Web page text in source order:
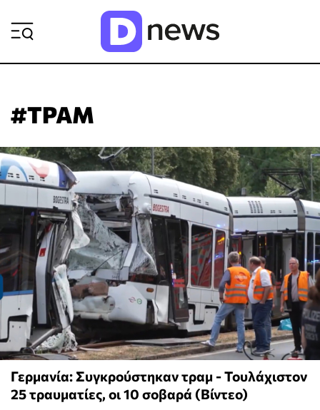
#ΤΡΑΜ
Γερμανία: Συγκρούστηκαν τραμ - Τουλάχιστον
25 τραυματίες, οι 10 σοβαρά (Βίντεο)